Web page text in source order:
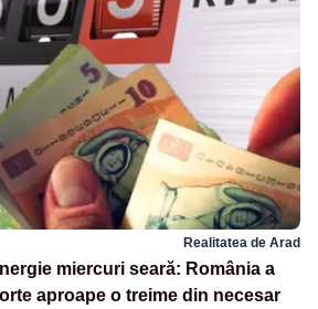
Realitatea de Arad
miercuri seară: România a
aproape o treime din necesar